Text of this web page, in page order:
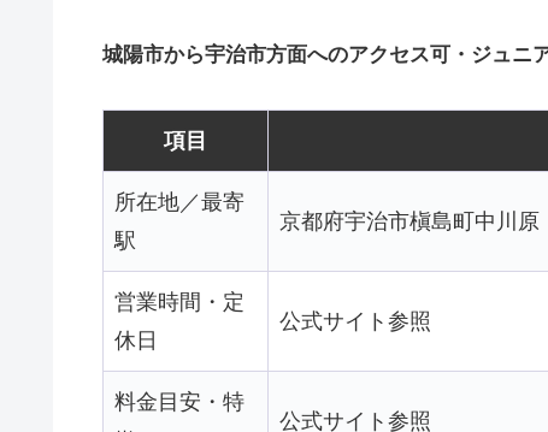
城陽市から宇治市方面へのアクセス可・ジュニ
項目
所在地／最寄
駅
京都府宇治市槇島町中川原
営業時間・定
休日
公式サイト参照
料金目安・特
公式サイト参照